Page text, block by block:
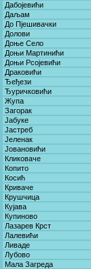
Дабојевићи
Даљам
До Пјешивачки
Долови
Доње Село
Доњи Мартинићи
Доњи Рсојевићи
Драковићи
Ђеђези
Ђуричковићи
Жупа
Загорак
Јабуке
Јастреб
Јеленак
Јовановићи
Кликоваче
Копито
Косић
Криваче
Крушчица
Кујава
Купиново
Лазарев Крст
Лалевићи
Ливаде
Лубово
Мала Загреда